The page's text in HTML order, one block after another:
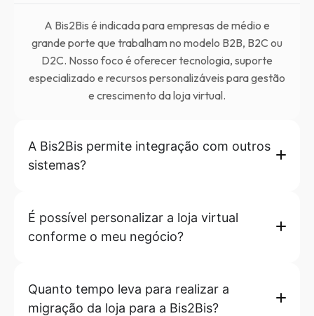
A Bis2Bis é indicada para empresas de médio e
grande porte que trabalham no modelo B2B, B2C ou
D2C. Nosso foco é oferecer tecnologia, suporte
especializado e recursos personalizáveis para gestão
e crescimento da loja virtual.
A Bis2Bis permite integração com outros
sistemas?
É possível personalizar a loja virtual
conforme o meu negócio?
Quanto tempo leva para realizar a
migração da loja para a Bis2Bis?